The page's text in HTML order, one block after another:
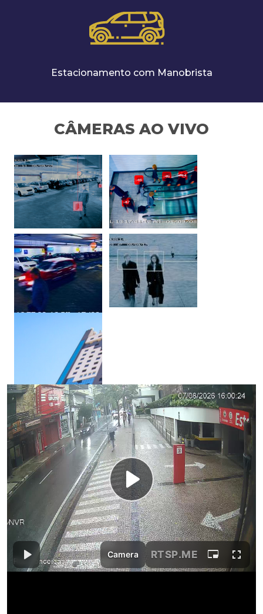
Estacionamento com Manobrista
CÂMERAS AO VIVO